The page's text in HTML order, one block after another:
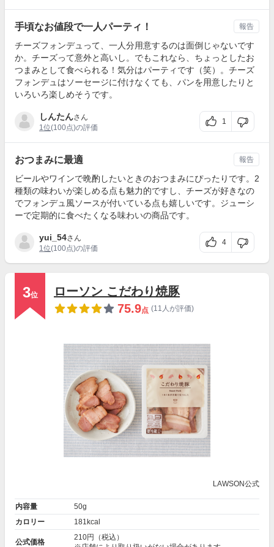
手頃なお値段で一人パーティ！
チーズフォンデュって、一人分用意するのは面倒じゃないです
か。チーズって意外と高いし。でもこれなら、ちょっとしたお
つまみとして食べられる！気分はパーティです（笑）。チーズ
フォンデュはソーセージに付けなくても、パンを用意したりと
いろいろ楽しめそうです。
しんたんさん
1位(100点)の評価
1
報告
おつまみに最適
ビールやワインで晩酌したいときのおつまみにぴったりです。2
種類の味わいが楽しめる点も魅力的ですし、チーズが好きなの
でフォンデュ風ソースが付いている点も嬉しいです。ジューシ
ーで定期的に食べたくなる味わいの商品です。
yui_54さん
1位(100点)の評価
4
報告
3位
ローソン こだわり焼豚
75.9点 (11人が評価)
LAWSON公式
内容量
50g
カロリー
181kcal
公式価格
210円（税込）